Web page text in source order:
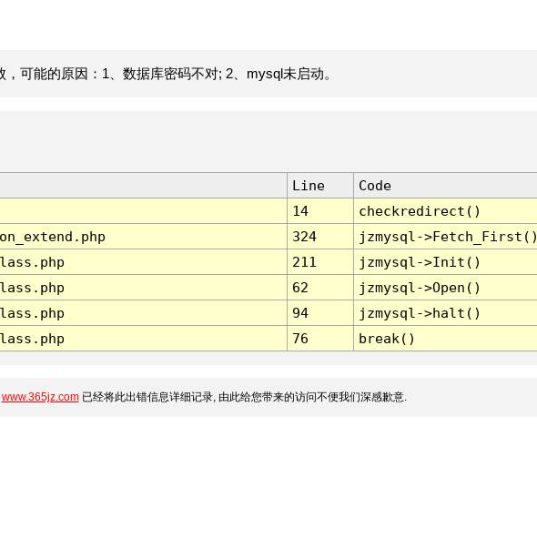
可能的原因：1、数据库密码不对; 2、mysql未启动。
Line
Code
14
checkredirect()
324
jzmysql-
211
jzmysql->Init()
62
jzmysql->Open()
94
jzmysql->halt()
76 break()
www.365jz.com已经将此出错信息详细记录, 由此给您带来的访问不便我们深感歉意.